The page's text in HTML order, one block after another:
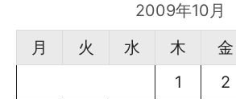
2009年10月
月
火 水 木 金
1
2